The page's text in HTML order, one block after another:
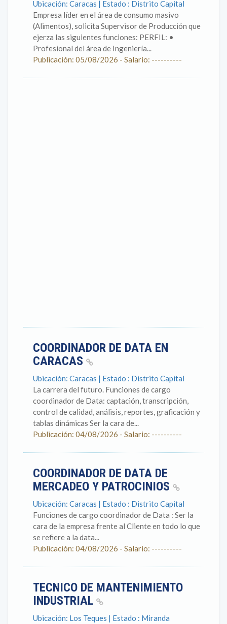
Ubicación: Caracas | Estado : Distrito Capital
Empresa líder en el área de consumo masivo
(Alimentos), solicita Supervisor de Producción que
ejerza las siguientes funciones: PERFIL: •
Profesional del área de Ingeniería...
Publicación: 05/08/2026 - Salario: ----------
COORDINADOR DE DATA EN
CARACAS
Ubicación: Caracas | Estado : Distrito Capital
La carrera del futuro. Funciones de cargo
coordinador de Data: captación, transcripción,
control de calidad, análisis, reportes, graficación y
tablas dinámicas Ser la cara de...
Publicación: 04/08/2026 - Salario: ----------
COORDINADOR DE DATA DE
MERCADEO Y PATROCINIOS
Ubicación: Caracas | Estado : Distrito Capital
Funciones de cargo coordinador de Data : Ser la
cara de la empresa frente al Cliente en todo lo que
se refiere a la data...
Publicación: 04/08/2026 - Salario: ----------
TECNICO DE MANTENIMIENTO
INDUSTRIAL
Ubicación: Los Teques | Estado : Miranda